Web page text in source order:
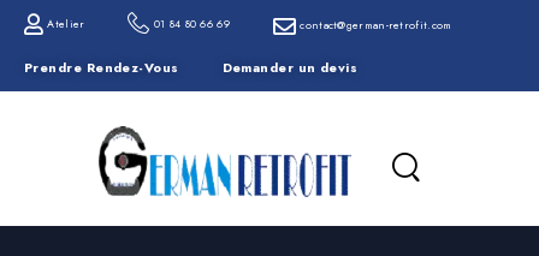
Atelier 01 84 80 66 69 contact@german-retrofit.com
Prendre Rendez-Vous Demander un devis